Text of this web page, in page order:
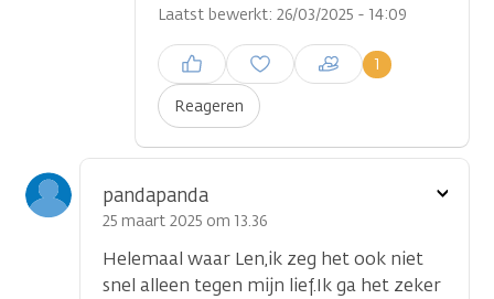
Laatst bewerkt: 26/03/2025 - 14:09
Reageren
1
Inloggen om een reactie te
plaatsen
pandapanda
25 maart 2025 om 13.36
Helemaal waar Len,ik zeg het ook niet
snel alleen tegen mijn lief.Ik ga het zeker
Toon